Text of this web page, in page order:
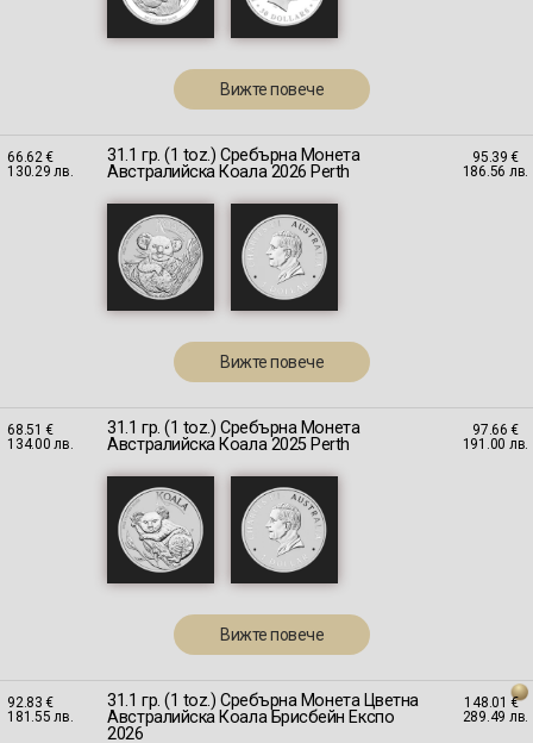
Вижте повече
66.62 €
130.29 лв.
31.1 гр. (1 toz.) Сребърна Монета
Австралийска Коала 2026 Perth
Вижте повече
95.39 €
186.56 лв.
68.51 €
134.00 лв.
31.1 гр. (1 toz.) Сребърна Монета
Австралийска Коала 2025 Perth
Вижте повече
97.66 €
191.00 лв.
92.83 €
181.55 лв.
31.1 гр. (1 toz.) Сребърна Монета Цветна
Австралийска Коала Брисбейн Експо
2026
148.01 €
289.49 лв.